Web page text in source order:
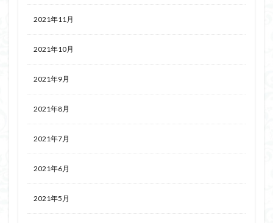
2021年11月
2021年10月
2021年9月
2021年8月
2021年7月
2021年6月
2021年5月